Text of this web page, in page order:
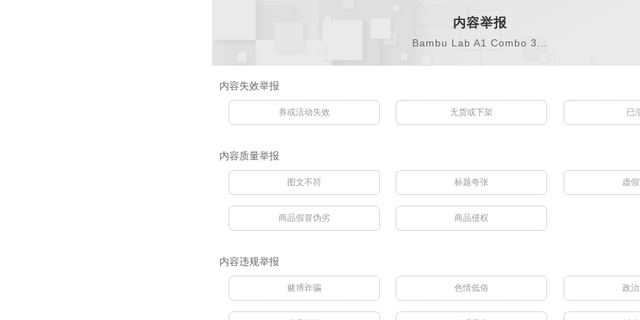
内容举报
Bambu Lab A1 Combo 3...
内容失效举报
券或活动失效 无货或下架 已
内容质量举报
图文不符 标题夸张 虚
商品假冒伪劣 商品侵权
内容违规举报
赌博诈骗 色情低俗 政